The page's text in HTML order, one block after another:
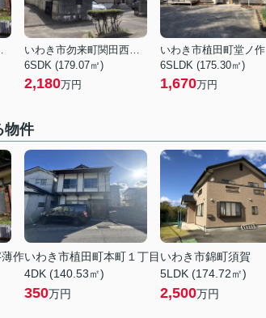
薄作
いわき市勿来町関田西１丁目
6SDK (179.07㎡)
2,180万円
いわき市植田町堂ノ作
6SLDK (175.30㎡)
1,670万円
物件
作いわき市植田町本町１丁目
4DK (140.53㎡)
350万円
いわき市錦町須賀
5LDK (174.72㎡)
2,500万円